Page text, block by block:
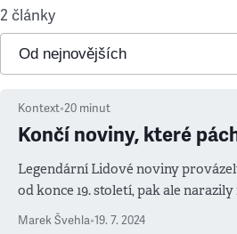
2 články
Kontext•20 minut
Končí noviny, které
Legendární Lidové noviny
od konce 19. století, pak ale
Marek Švehla•19. 7. 2024